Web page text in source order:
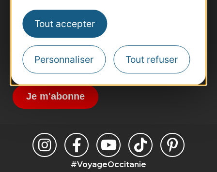
Tout accepter
Personnaliser Tout refuser
Site presse et d'influence
Voyagistes
Inscrivez-vous à la lettre d'information
Destination Occitanie pour recevoir des
Je m'abonne
#VoyageOccitanie